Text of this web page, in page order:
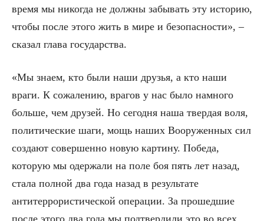
время мы никогда не должны забывать эту историю,
чтобы после этого жить в мире и безопасности», –
сказал глава государства.
«Мы знаем, кто были наши друзья, а кто наши
враги. К сожалению, врагов у нас было намного
больше, чем друзей. Но сегодня наша твердая воля,
политические шаги, мощь наших Вооруженных сил
создают совершенно новую картину. Победа,
которую мы одержали на поле боя пять лет назад,
стала полной два года назад в результате
антитеррористической операции. За прошедшие